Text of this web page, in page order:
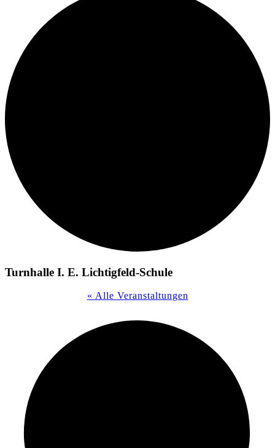
Turnhalle I. E. Lichtigfeld-Schule
« Alle Veranstaltungen